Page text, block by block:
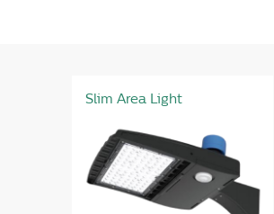
Slim Area Light